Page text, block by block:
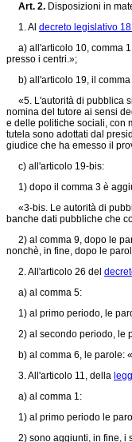
Art. 2. Disposizioni in
1. Al decreto legislativo
a) all'articolo 10, comma
presso i centri.»;
b) all'articolo 19, il comma
«5. L'autorità di pubblica
nomina del tutore ai sensi
e delle politiche sociali, con
tutela sono adottati dal
giudice che ha emesso il
c) all'articolo 19-bis:
1) dopo il comma 3 è
«3-bis. Le autorità di
banche dati pubbliche che
2) al comma 9, dopo le
nonchè, in fine, dopo le
2. All'articolo 26 del
a) al comma 5:
1) al primo periodo, le
2) al secondo periodo, le
b) al comma 6, le parole:
3. All'articolo 11, della
a) al comma 1:
1) al primo periodo le
2) sono aggiunti, in fine, i